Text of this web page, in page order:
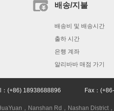
배송/지불
배송비 및 배송시간
출하 시간
은행 계좌
알리바바 매점 가기
18938688896 Fax：(+86-
，Nanshan Rd，Nashan District